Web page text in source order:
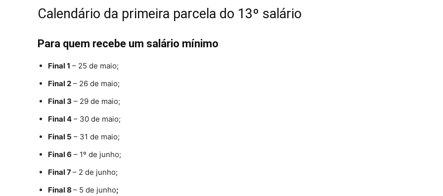
Calendário da primeira parcela do 13º salário
Para quem recebe um salário mínimo
Final 1 – 25 de maio;
Final 2 – 26 de maio;
Final 3 – 29 de maio;
Final 4 – 30 de maio;
Final 5 – 31 de maio;
Final 6 – 1º de junho;
Final 7– 2 de junho;
Final 8 – 5 de junho;